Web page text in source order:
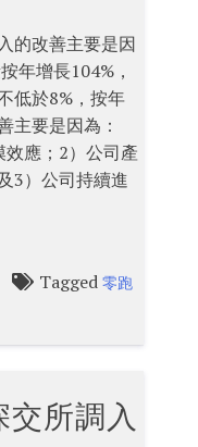
的改善主要是因
年增長104%，
低於8%，按年
主要是因為：
應；2）公司產
3）公司持續進
Tagged 零跑
所調入